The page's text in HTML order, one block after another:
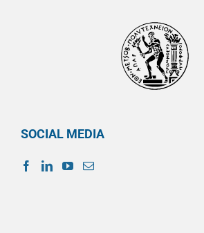
SOCIAL MEDIA